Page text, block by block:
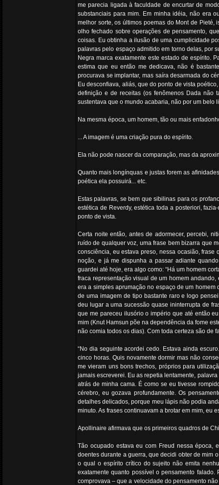
me parecia ligada à faculdade de encurtar de
substanciais para mim. Em minha idéia, não era
melhor sorte, os últimos poemas do Mont de
olho fechado sobre operações de pensamento,
coisas. Eu obtinha a ilusão de uma cumplicidade
palavras pelo espaço admitido em torno delas, por
Negra marca exatamente este estado de espírito.
estima que eu então me dedicava, não é
procurava se implantar, mas saíra desarmada do
Eu desconfiava, aliás, que do ponto de vista
definição e de receitas (os fenômenos Dada não
sustentava que o mundo acabaria, não por um belo
Na mesma época, um homem, tão ou mais
... A imagem é uma criação pura do espírito.
Ela não pode nascer da comparação, mas da
Quanto mais longínquas e justas forem as
poética ela possuirá... etc.
Estas palavras, se bem que sibilinas para os
estética de Reverdy, estética toda a posteriori,
ponto de vista.
Certa noite então, antes de adormecer, percebi,
ruído de qualquer voz, uma frase bem bizarra que
consciência, eu estava preso, nessa ocasião,
noção, e já me dispunha a passar adiante
guardei até hoje, era algo como: “Há um homem
fraca representação visual de um homem
era a simples aprumação no espaço de um
de uma imagem de tipo bastante raro e logo
deu lugar a uma sucessão quase ininterrupta de
que me pareceu ilusório o império que até então
mim (Knut Hamsun põe na dependência da fome
não comia todos os dias). Com toda certeza são de
“No dia seguinte acordei cedo. Estava ainda
cinco horas. Quis novamente dormir mas não
me vieram uns bons trechos, próprios para
jamais escreverei. Eu as repetia lentamente,
atrás de minha cama. É como se eu tivesse
cérebro, eu gozava profundamente. Os
detalhes delicados, porque meu lápis não podia
minuto. As frases continuavam a brotar em mim, eu
Apollinaire afirmava que os primeiros quadros de
Tão ocupado estava eu com Freud nessa época,
doentes durante a guerra, que decidi obter de mim
o qual o espírito crítico do sujeito não emita
exatamente quanto possível o pensamento
comprovava – que a velocidade do pensamento